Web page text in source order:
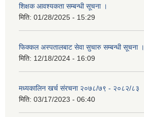
शिक्षक आवश्यकता सम्बन्धी सूचना ।
मिति: 01/28/2025 - 15:29
फिक्कल अस्पतालबाट सेवा सुचारु सम्बन्धी सूचना ।
मिति: 12/18/2024 - 16:09
मध्यकालिन खर्च संरचना २०७८/७९ - २०८२/८३
मिति: 03/17/2023 - 06:40